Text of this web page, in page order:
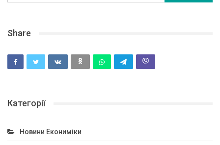
Share
Категорії
Новини Екониміки